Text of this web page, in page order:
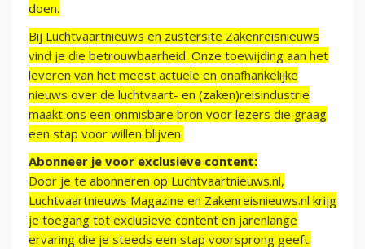
doen.
Bij Luchtvaartnieuws en zustersite Zakenreisnieuws
vind je die betrouwbaarheid. Onze toewijding aan het
leveren van het meest actuele en onafhankelijke
nieuws over de luchtvaart- en (zaken)reisindustrie
maakt ons een onmisbare bron voor lezers die graag
een stap voor willen blijven.
Abonneer je voor exclusieve content:
Door je te abonneren op Luchtvaartnieuws.nl,
Luchtvaartnieuws Magazine en Zakenreisnieuws.nl krijg
je toegang tot exclusieve content en jarenlange
ervaring die je steeds een stap voorsprong geeft.